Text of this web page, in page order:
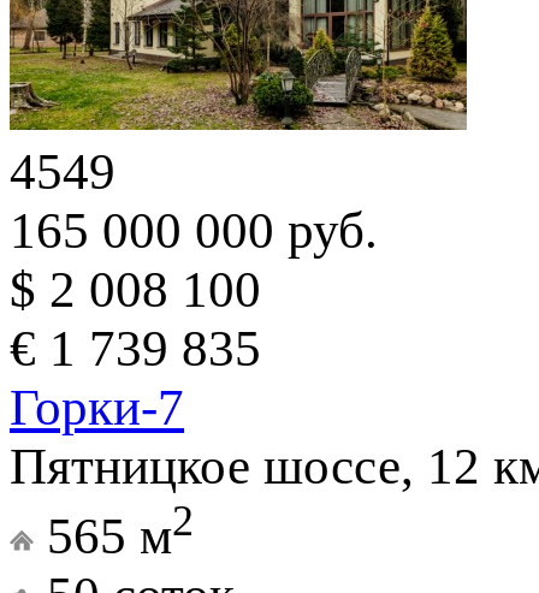
4549
165 000 000 руб.
$ 2 008 100
€ 1 739 835
Горки-7
Пятницкое шоссе, 12
565 м2